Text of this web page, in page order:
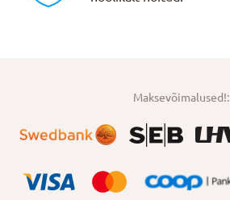
Maksevõimalused!: